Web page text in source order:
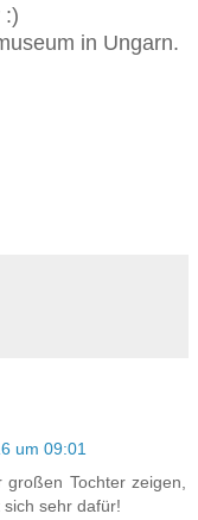
:)
in Ungarn.
um 09:01
Tochter zeigen,
sehr dafür!